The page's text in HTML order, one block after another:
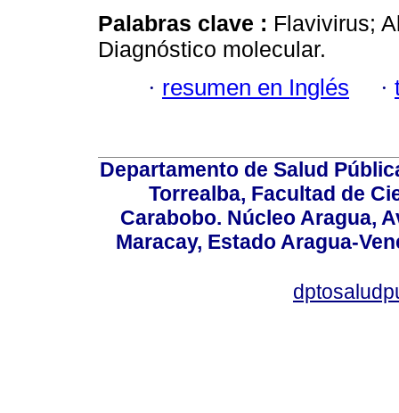
Palabras clave : Flavivirus;
Diagnóstico molecular.
· resumen en Inglés ·
Departamento de Salud
Torrealba, Facultad de
Carabobo. Núcleo Aragua,
Maracay, Estado Aragua-